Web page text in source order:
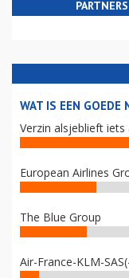
WAT IS EEN GOEDE
Verzin alsjeblieft iets
European Airlines
The Blue Group
Air-France-KLM-